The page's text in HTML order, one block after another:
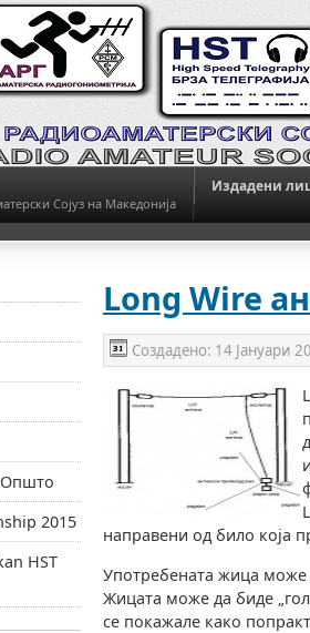
Сојуз на Македонија
Издадени
Long Wire
Создадено: 14 Јануари
направени од било која
Употребената жица може
Жицата може да биде
се покажале како
Општо
2015
HST